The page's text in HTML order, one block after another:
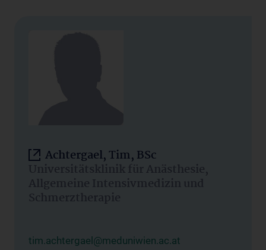
Achtergael, Tim, BSc
Universitätsklinik für Anästhesie,
Allgemeine Intensivmedizin und
Schmerztherapie
tim.achtergael@meduniwien.ac.at